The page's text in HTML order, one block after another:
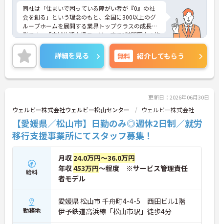
同社は「住まいで困っている障がい者が『0』の社
会を創る」という理念のもと、全国に300以上のグ
ループホームを展開する業界トップクラスの成長企
業です。「広域生活支援員」は、車で1時間圏内の複
数施設を横断的に担当し、現場支援とパートスタッ
フのサポートを行うハイクラスなポジションです。
最新設備とバリアフリーが完備され、スタッフの身
体的負担が少なく、広域手当5万円が付与されるこ
とで高い給与水準を実現しています。年間休日114
効率化など、ワークライフバランスを保ちながら定
年70歳まで長期的に活躍できる制度が盤石に整って
います。複数施設を経験することで培われるマネジ
メント視点は、将来的なエリアマネージャーへのキ
ャリアアップにも直結しており、最新の環境で専門
性を発揮したいプロフェッショナルの方にお勧めで
す。
★おすすめPOINT★
・広域支援員として複数のホームを巡るため、各ホ
ームのパートスタッフの教育やサポートにも携わる
営や人材育成の視点を養うことで、将来のエリアマ
ネージャー候補としてのステップアップに直結しま
詳細を見る 無料 紹介してもらう
更新日：2026年06月30日
ウェルビー株式会社ウェルビー松山センター ウェルビー株式会社
【愛媛県／松山市】日勤のみ◎週休2日制／就労
移行支援事業所にてスタッフ募集！
給料
月収 24.0万円～36.0万円
年収453万円～程度 ※サービス管理責任
者モデル
勤務地
愛媛県 松山市 千舟町4-4-5 西田ビル1階
伊予鉄道高浜線「松山市駅」徒歩4分